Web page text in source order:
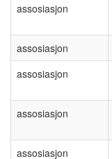
assosiasjon
assosiasjon
assosiasjon
assosiasjon
assosiasjon